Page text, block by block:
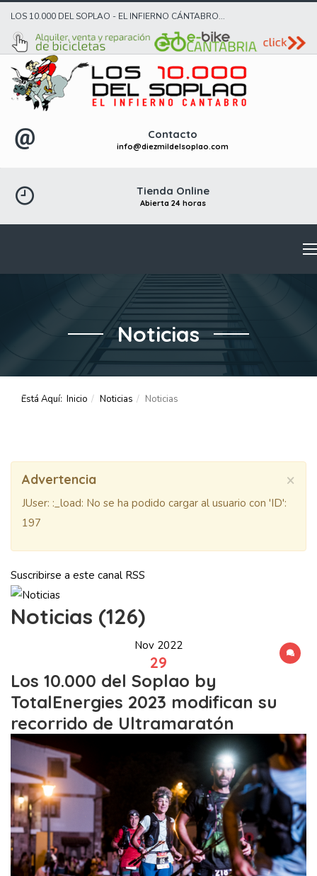
LOS 10.000 DEL SOPLAO - EL INFIERNO CÁNTABRO...
Contacto
info@diezmildelsoplao.com
Tienda Online
Abierta 24 horas
Noticias
Está Aquí: Inicio Noticias Noticias
×
Advertencia
JUser: :_load: No se ha podido cargar al usuario con 'ID':
197
Suscribirse a este canal RSS
Noticias (126)
Nov 2022
29
Los 10.000 del Soplao by
TotalEnergies 2023 modifican su
recorrido de Ultramaratón